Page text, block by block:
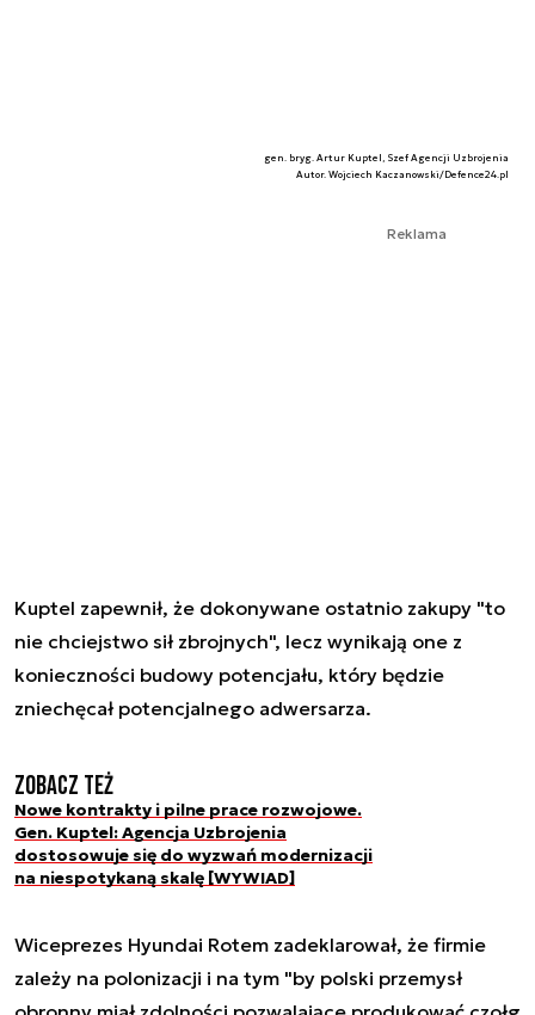
gen. bryg. Artur Kuptel, Szef Agencji Uzbrojenia
Autor. Wojciech Kaczanowski/Defence24.pl
Reklama
Kuptel zapewnił, że dokonywane ostatnio zakupy "to
nie chciejstwo sił zbrojnych", lecz wynikają one z
konieczności budowy potencjału, który będzie
zniechęcał potencjalnego adwersarza.
Zobacz też
Nowe kontrakty i pilne prace rozwojowe.
Gen. Kuptel: Agencja Uzbrojenia
dostosowuje się do wyzwań modernizacji
na niespotykaną skalę [WYWIAD]
Wiceprezes Hyundai Rotem zadeklarował, że firmie
zależy na polonizacji i na tym "by polski przemysł